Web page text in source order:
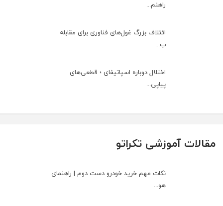
راهنم...
ائتلاف بزرگ غول‌های فناوری برای مقابله
ب...
اختلال دوباره اسپاتیفای ؛ قطعی‌های
پیاپی...
مقالات آموزشی تکراتو
نکات مهم خرید خودرو دست دوم | راهنمای
هو...